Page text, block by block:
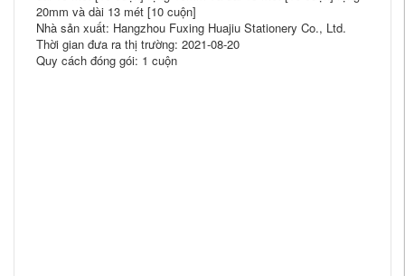
20mm và dài 13 mét [10 cuộn]
Nhà sản xuất: Hangzhou Fuxing Huajiu Stationery Co., Ltd.
Thời gian đưa ra thị trường: 2021-08-20
Quy cách đóng gói: 1 cuộn